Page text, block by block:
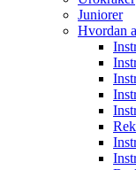
Juniorer
Hvordan